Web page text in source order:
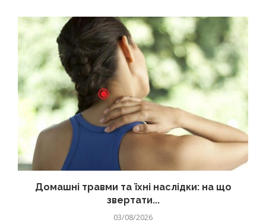
Домашні травми та їхні наслідки: на що
звертати...
03/08/2026